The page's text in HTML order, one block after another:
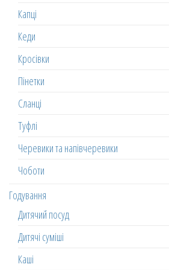
Капці
Кеди
Кросівки
Пінетки
Сланці
Туфлі
Черевики та напівчеревики
Чоботи
Годування
Дитячий посуд
Дитячі суміші
Каші